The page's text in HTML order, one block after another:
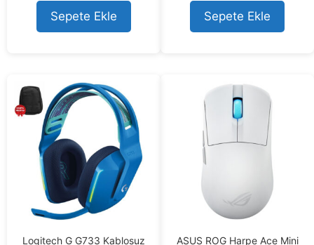
Sepete Ekle Sepete Ekle
Logitech G G733 Kablosuz ASUS ROG Harpe Ace Mini